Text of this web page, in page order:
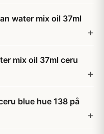
water mix oil 37ml
mix oil 37ml ceru
blue hue 138 på